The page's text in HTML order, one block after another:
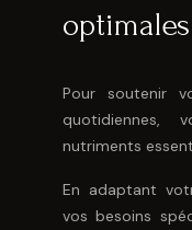
optimales
Pour soutenir
quotidiennes,
nutriments
En adaptant
vos besoins